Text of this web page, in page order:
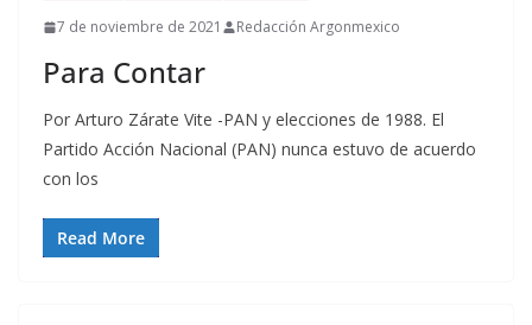
7 de noviembre de 2021 Redacción Argonmexico
Para Contar
Por Arturo Zárate Vite -PAN y elecciones de 1988. El
Partido Acción Nacional (PAN) nunca estuvo de acuerdo
con los
Read More